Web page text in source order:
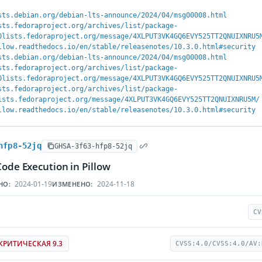
debian-lts-announce/2024/04/msg00008.html
archives/list/package-
message/
en/stable/releasenotes/10.3.0.html#security
debian-lts-announce/2024/04/msg00008.html
archives/list/package-
message/
archives/list/package-
message/4XLPUT3VK4GQ6EVY525TT2QNUIXNRU5M/
en/stable/releasenotes/10.3.0.html#security
52jq GHSA-3f63-hfp8-52jq
Execution in Pillow
2024-01-19ИЗМЕНЕНО: 2024-11-18
9.3 CVSS:4.0/CVSS:4.0/